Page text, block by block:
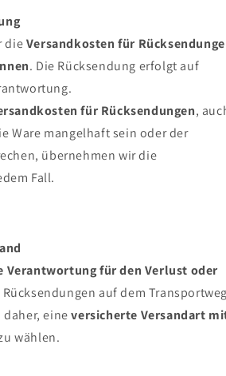
dieVersandkosten für
. Die Rücksendung erfolgt auf
für Rücksendungen,
Ware mangelhaft sein oder der
übernehmen wir die
Fall.
Verantwortung für den Verlust oder
auf dem Transportweg
daher, eineversicherte Versandart
wählen.